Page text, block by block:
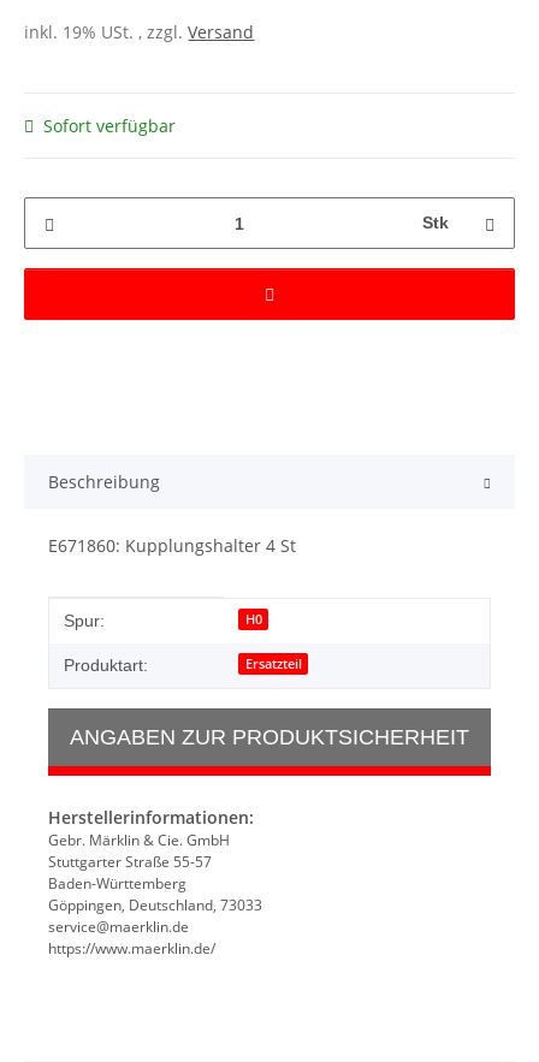
inkl. 19% USt. , zzgl.Versand
Sofort verfügbar
Stk
Beschreibung
E671860: Kupplungshalter 4 St
Produkteigenschaft
Wert
Spur: H0
Produktart: Ersatzteil
ANGABEN ZUR PRODUKTSICHERHEIT
Herstellerinformationen:
Gebr. Märklin & Cie. GmbH
Stuttgarter Straße 55-57
Baden-Württemberg
Göppingen, Deutschland, 73033
service@maerklin.de
https://www.maerklin.de/